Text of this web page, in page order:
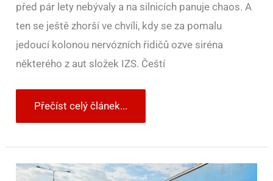
před pár lety nebývaly a na silnicích panuje chaos. A
ten se ještě zhorší ve chvíli, kdy se za pomalu
jedoucí kolonou nervózních řidičů ozve siréna
některého z aut složek IZS. Čeští
Přečíst celý článek...
Řidiči